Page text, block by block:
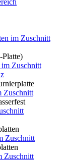
im Zuschnitt
Zuschnitt
Zuschnitt
Zuschnitt
Zuschnitt